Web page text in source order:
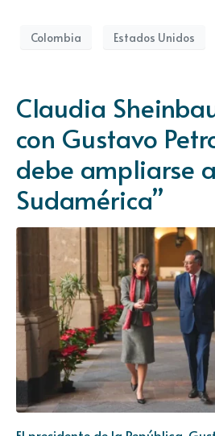
Colombia Estados Unidos
Claudia
con Gustavo
debe ampliarse a
Sudamérica”